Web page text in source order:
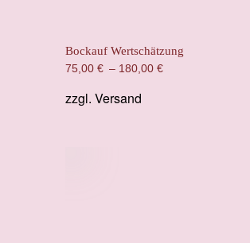
Bockauf Wertschätzung
75,00 € – 180,00 €
zzgl. Versand